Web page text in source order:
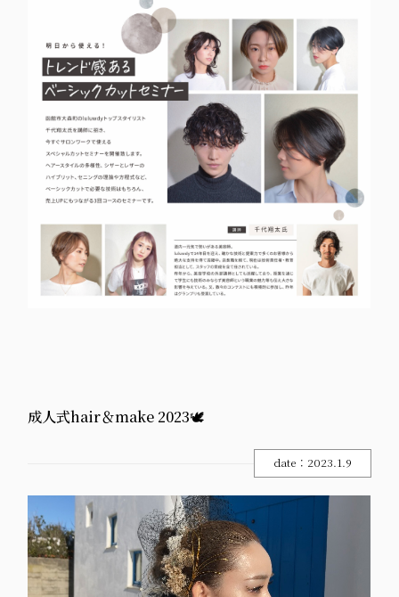
成人式hair＆make 2023🕊
date：2023.1.9